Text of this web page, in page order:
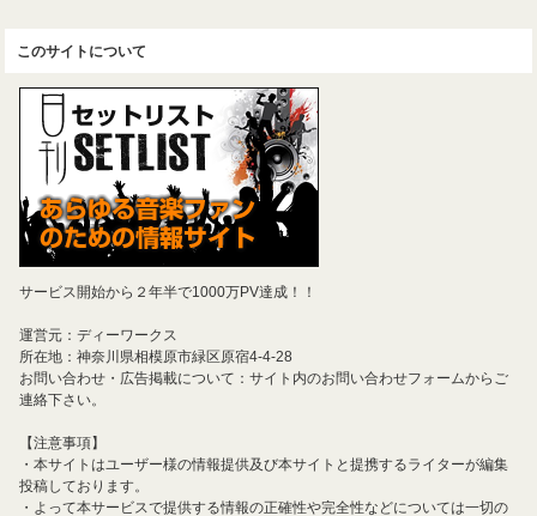
このサイトについて
サービス開始から２年半で1000万PV達成！！
運営元：ディーワークス
所在地：神奈川県相模原市緑区原宿4-4-28
お問い合わせ・広告掲載について：サイト内のお問い合わせフォームからご
連絡下さい。
【注意事項】
・本サイトはユーザー様の情報提供及び本サイトと提携するライターが編集
投稿しております。
・よって本サービスで提供する情報の正確性や完全性などについては一切の